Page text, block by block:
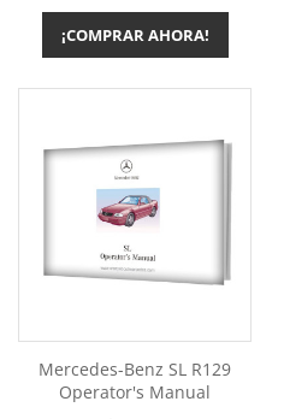
¡COMPRAR AHORA!
Mercedes-Benz SL R129
Operator's Manual